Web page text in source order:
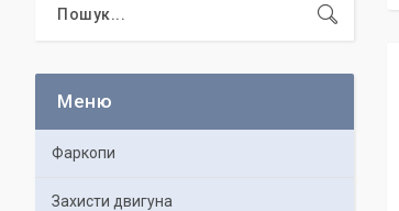
Фаркопи
Захисти двигуна